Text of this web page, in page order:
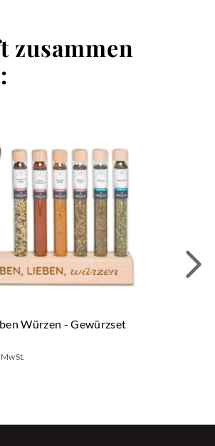
zusammen
Würzen - Gewürzset